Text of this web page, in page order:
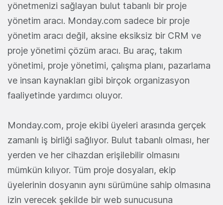
yönetmenizi sağlayan bulut tabanlı bir proje
yönetim aracı. Monday.com sadece bir proje
yönetim aracı değil, aksine eksiksiz bir CRM ve
proje yönetimi çözüm aracı. Bu araç, takım
yönetimi, proje yönetimi, çalışma planı, pazarlama
ve insan kaynakları gibi birçok organizasyon
faaliyetinde yardımcı oluyor.
Monday.com, proje ekibi üyeleri arasında gerçek
zamanlı iş birliği sağlıyor. Bulut tabanlı olması, her
yerden ve her cihazdan erişilebilir olmasını
mümkün kılıyor. Tüm proje dosyaları, ekip
üyelerinin dosyanın aynı sürümüne sahip olmasına
izin verecek şekilde bir web sunucusuna